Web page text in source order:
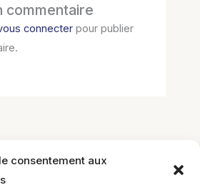
consentement aux
commentaire
connecter pour publier